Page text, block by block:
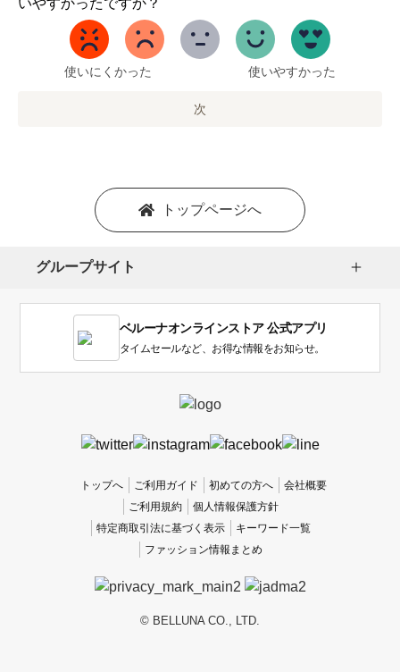
い
使いにくかった 使いやすかった
次
トップページへ
グループサイト
ベルーナオンラインストア 公式アプリ
タイムセールなど、お得な情報をお知らせ。
トップへ ご利用ガイド 初めての方へ
会社概要
ご利用規約
個人情報保護方針
特定商取引法に基づく表示
キーワード一覧
ファッション情報まとめ
© BELLUNA CO., LTD.